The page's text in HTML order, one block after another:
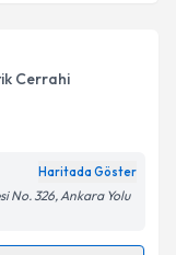
takvimi talebi
almanız için bir
Aydınlatma
Cerrahi
Haritada Göster
No. 326, Ankara Yolu